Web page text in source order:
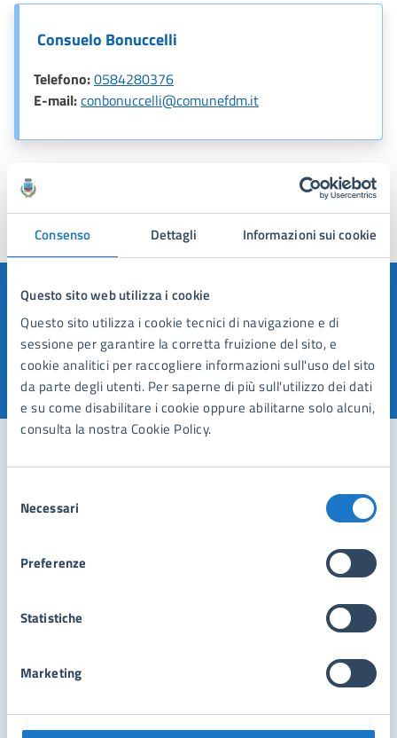
Consenso Dettagli Informazioni sui cookie
Questo sito web utilizza i cookie
Questo sito utilizza i cookie tecnici di navigazione e di
sessione per garantire la corretta fruizione del sito, e
cookie analitici per raccogliere informazioni sull'uso del sito
da parte degli utenti. Per saperne di più sull'utilizzo dei dati
e su come disabilitare i cookie oppure abilitarne solo alcuni,
consulta la nostra Cookie Policy.
delNecessari
Preferenze
Statistiche
Marketing
Consuelo Bonuccelli
Telefono:0584280376
E-mail:conbonuccelli@comunefdm.it
Ultimo aggiornamento:23/02/2026, 11:09
Quanto sono chiare le informazioni su questa
pagina?
Valuta 5 stelle su 5
Valuta 4 stelle su 5
Valuta 3 stelle su 5
Valuta 2 stelle su 5
Valuta 1 stelle su 5
Richiedi assistenza
Segnala disservizio